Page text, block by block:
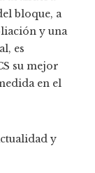
bloque, a
y una
es
su mejor
en el
y